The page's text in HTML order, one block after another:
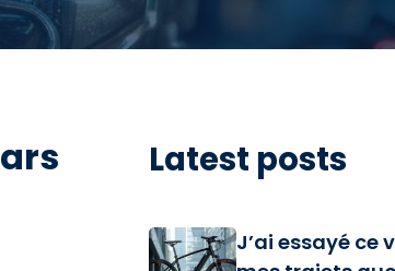
Latest posts
J’ai essayé ce